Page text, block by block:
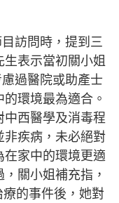
訪問時，提到三
表示當初關小姐
過醫院或助產士
環境最為適合。
西醫學及消毒程
非疾病，未必絕對
在家中的環境更適
關小姐補充指，
的事件後，她對